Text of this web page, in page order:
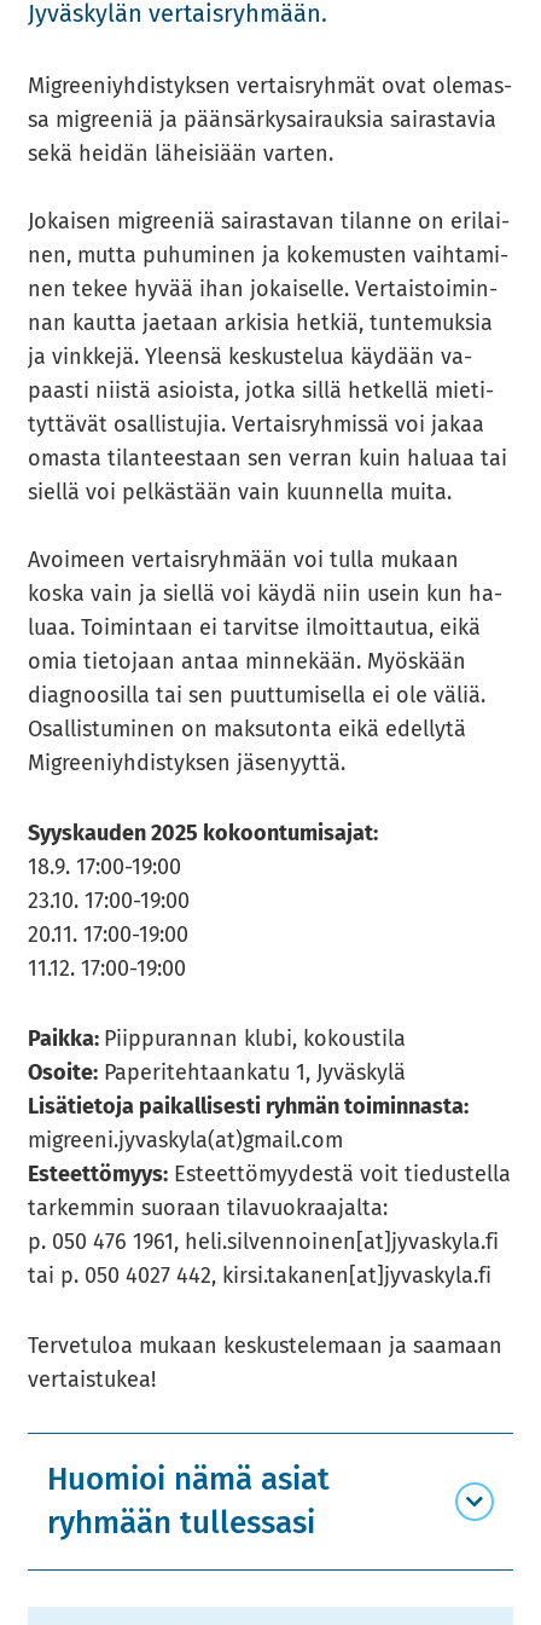
Jy­väs­ky­län ver­tais­ryh­mään.
Migree­niyh­dis­tyk­sen ver­tais­ryh­mät ovat ole­mas­
sa migree­niä ja pään­sär­ky­sai­rauk­sia sai­ras­ta­via
sekä hei­dän lä­hei­si­ään var­ten.
Jo­kai­sen migree­niä sai­ras­ta­van ti­lan­ne on eri­lai­
nen, mutta pu­hu­mi­nen ja ko­ke­mus­ten vaih­ta­mi­
nen tekee hyvää ihan jo­kai­sel­le. Ver­tais­toi­min­
nan kaut­ta jae­taan ar­ki­sia het­kiä, tun­te­muk­sia
ja vink­ke­jä. Yleen­sä kes­kus­te­lua käy­dään va­
paas­ti niis­tä asiois­ta, jotka sillä het­kel­lä mie­ti­
tyt­tä­vät osal­lis­tu­jia. Ver­tais­ryh­mis­sä voi jakaa
omas­ta ti­lan­tees­taan sen ver­ran kuin ha­lu­aa tai
siel­lä voi pel­käs­tään vain kuun­nel­la muita.
Avoi­meen ver­tais­ryh­mään voi tulla mu­kaan
koska vain ja siel­lä voi käydä niin usein kun ha­
lu­aa. Toi­min­taan ei tar­vit­se il­moit­tau­tua, eikä
omia tie­to­jaan antaa min­ne­kään. Myös­kään
diag­noo­sil­la tai sen puut­tu­mi­sel­la ei ole väliä.
Osal­lis­tu­mi­nen on mak­su­ton­ta eikä edel­ly­tä
Migree­niyh­dis­tyk­sen jä­se­nyyt­tä.
Syys­kau­den 2025 ko­koon­tu­mi­sa­jat:
18.9. 17:00-19:00
23.10. 17:00-19:00
20.11. 17:00-19:00
11.12. 17:00-19:00
Paik­ka: Piip­pu­ran­nan klubi, ko­kous­ti­la
Osoi­te: Pa­pe­ri­teh­taan­ka­tu 1, Jy­väs­ky­lä
Li­sä­tie­to­ja pai­kal­li­ses­ti ryh­män toi­min­nas­ta:
migree­ni.jy­vas­ky­la(at)gmail.com
Es­teet­tö­myys: Es­teet­tö­myy­des­tä voit tie­dus­tel­la
tar­kem­min suo­raan ti­la­vuo­kraa­jal­ta:
p. 050 476 1961, heli.sil­ven­noi­nen[at]jy­vas­ky­la.fi
tai p. 050 4027 442, kirsi.ta­ka­nen[at]jy­vas­ky­la.fi
Ter­ve­tu­loa mu­kaan kes­kus­te­le­maan ja saa­maan
ver­tais­tu­kea!
Huomioi nämä asiat
ryhmään tullessasi